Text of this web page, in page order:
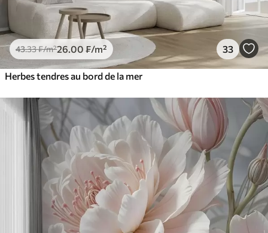
43.33₣/m²26 .00 ₣/m² 33
Herbes tendres au bord de la mer